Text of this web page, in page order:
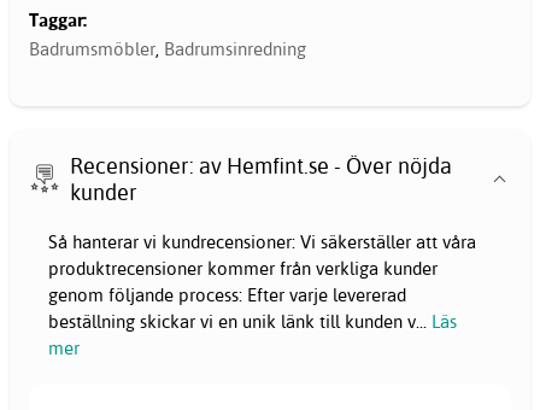
Taggar:
Badrumsmöbler Badrumsinredning
Recensioner: av Hemfint.se - Över nöjda
kunder
Så hanterar vi kundrecensioner: Vi säkerställer att våra
produktrecensioner kommer från verkliga kunder
genom följande process: Efter varje levererad
beställning skickar vi en unik länk till kunden v
Läs
mer